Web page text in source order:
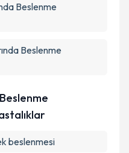
verilerimin belirtilen
ediyorum.
Gönder
Beslenme
Beslenme
beslenmesi